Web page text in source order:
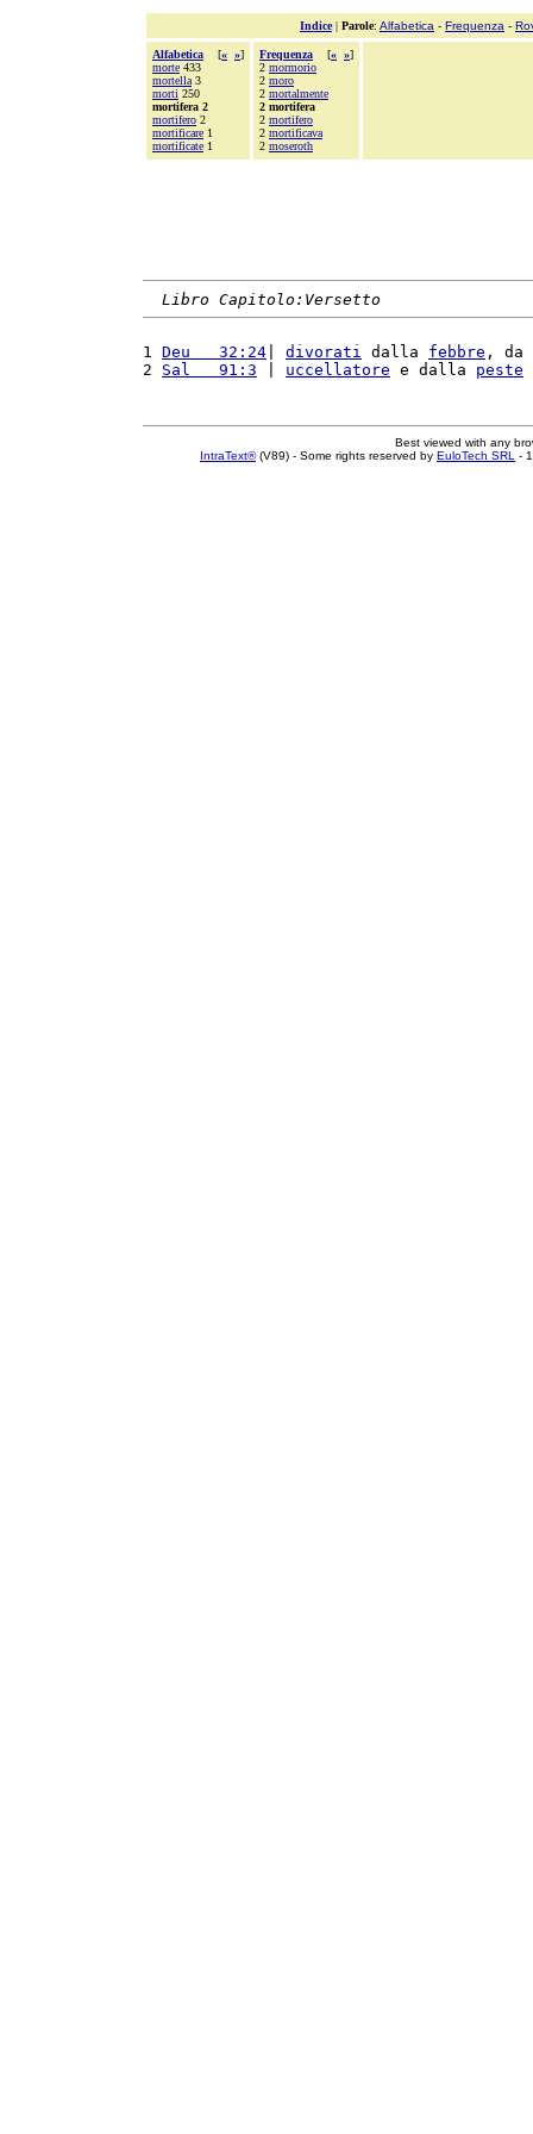
Indice| Parole: Alfabetica - Frequenza -
Alfabetica [« »]
morte 433
mortella 3
morti 250
mortifera 2
mortifero 2
mortificare 1
mortificate 1
Frequenza [« »]
2 mormorio
2 moro
2 mortalmente
2 mortifera
2 mortifero
2 mortificava
2 moseroth
Libro Capitolo:Versetto
1 Deu   32:24 divorati dalla febbre , da
2 Sal   91:3 uccellatore e dalla peste
Best viewed with any
IntraText®(V89) - Some rights reserved by EuloTech SRL -